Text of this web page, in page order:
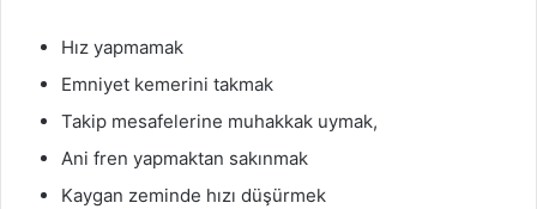
Hız yapmamak
Emniyet kemerini takmak
Takip mesafelerine muhakkak uymak,
Ani fren yapmaktan sakınmak
Kaygan zeminde hızı düşürmek